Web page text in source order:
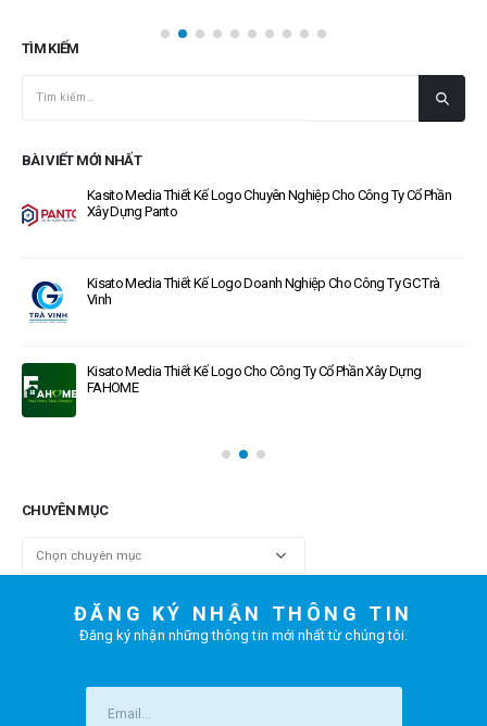
TÌM KIẾM
BÀI VIẾT MỚI NHẤT
Kasito Media Thiết Kế Logo Chuyên Nghiệp Cho Công Ty Cổ Phần
Xây Dựng Panto
Kisato Media Thiết Kế Logo Doanh Nghiệp Cho Công Ty GC Trà
Vinh
Kisato Media Thiết Kế Logo Cho Công Ty Cổ Phần Xây Dựng
FAHOME
CHUYÊN MỤC
ĐĂNG KÝ NHẬN THÔNG TIN
Đăng ký nhận những thông tin mới nhất từ chúng tôi.